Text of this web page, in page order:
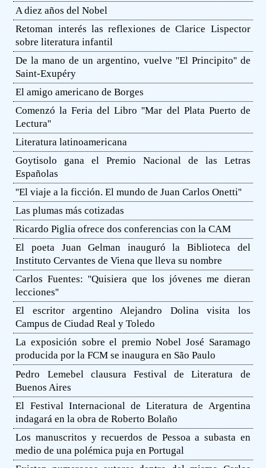
A diez años del Nobel
Retoman interés las reflexiones de Clarice Lispector
sobre literatura infantil
De la mano de un argentino, vuelve ''El Principito'' de
Saint-Exupéry
El amigo americano de Borges
Comenzó la Feria del Libro ''Mar del Plata Puerto de
Lectura''
Literatura latinoamericana
Goytisolo gana el Premio Nacional de las Letras
Españolas
''El viaje a la ficción. El mundo de Juan Carlos Onetti''
Las plumas más cotizadas
Ricardo Piglia ofrece dos conferencias con la CAM
El poeta Juan Gelman inauguró la Biblioteca del
Instituto Cervantes de Viena que lleva su nombre
Carlos Fuentes: ''Quisiera que los jóvenes me dieran
lecciones''
El escritor argentino Alejandro Dolina visita los
Campus de Ciudad Real y Toledo
La exposición sobre el premio Nobel José Saramago
producida por la FCM se inaugura en São Paulo
Pedro Lemebel clausura Festival de Literatura de
Buenos Aires
El Festival Internacional de Literatura de Argentina
indagará en la obra de Roberto Bolaño
Los manuscritos y recuerdos de Pessoa a subasta en
medio de una polémica puja en Portugal